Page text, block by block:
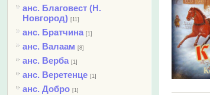
анс. Благовест (Н.
Новгород) [11]
анс. Братчина [1]
анс. Валаам [8]
анс. Верба [1]
анс. Веретенце [1]
анс. Добро [1]